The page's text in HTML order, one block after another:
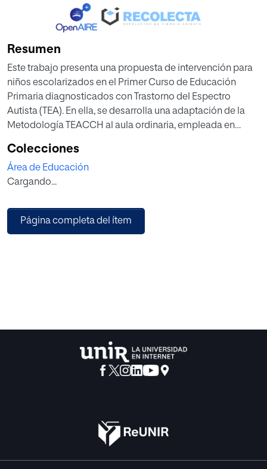
Resumen
Este trabajo presenta una propuesta de intervención para
niños escolarizados en el Primer Curso de Educación
Primaria diagnosticados con Trastorno del Espectro
Autista (TEA). En ella, se desarrolla una adaptación de la
Metodología TEACCH al aula ordinaria, empleada en
educativas especiales derivadas de las características de
estos alumnos.
Para ello se examina en primer lugar, el término de
aspectos más característicos del mismo, y se resume a su
vez, la atención educativa que se debe llevar a cabo con
Colecciones
Área de Educación
Cargando...
Página completa del ítem